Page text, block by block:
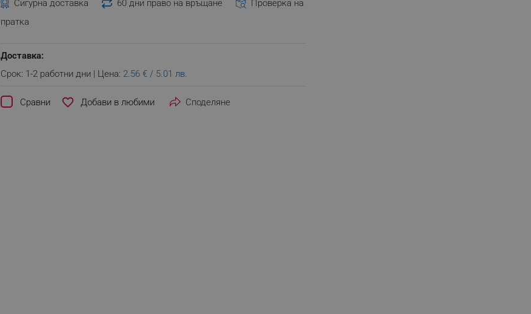
Сигурна доставка 60 дни право на връщане
Проверка на
пратка
Доставка:
Срок: 1-2 работни дни | Цена: 2.56 € / 5.01 лв.
Сравни favorite_border Споделяне